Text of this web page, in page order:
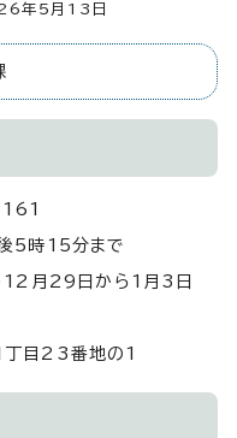
年5月13日
5時15分まで
・12月29日から1月3日
丁目23番地の1